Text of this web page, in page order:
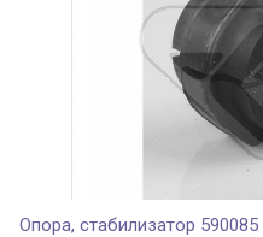
Опора, стабилизатор 590085